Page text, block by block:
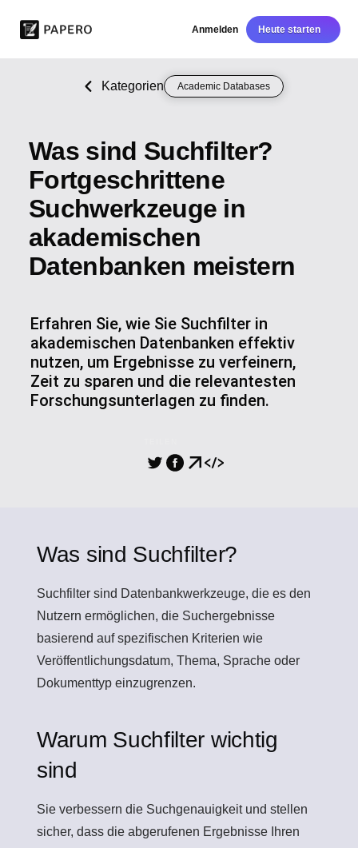
Anmelden Heute starten
Kategorien Academic Databases
Was sind Suchfilter?
Fortgeschrittene
Suchwerkzeuge in
akademischen
Datenbanken meistern
Erfahren Sie, wie Sie Suchfilter in
akademischen Datenbanken effektiv
nutzen, um Ergebnisse zu verfeinern,
Zeit zu sparen und die relevantesten
Forschungsunterlagen zu finden.
Was sind Suchfilter?
Suchfilter sind Datenbankwerkzeuge, die es den
Nutzern ermöglichen, die Suchergebnisse
basierend auf spezifischen Kriterien wie
Veröffentlichungsdatum, Thema, Sprache oder
Dokumenttyp einzugrenzen.
Warum Suchfilter wichtig
sind
Sie verbessern die Suchgenauigkeit und stellen
sicher, dass die abgerufenen Ergebnisse Ihren